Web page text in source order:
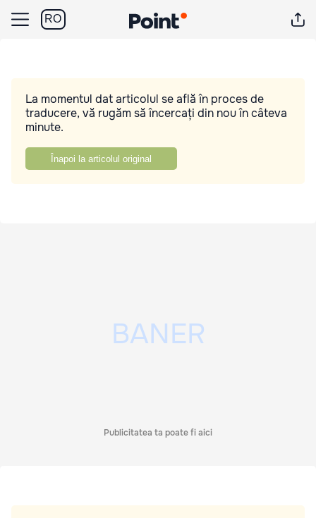
RO
La momentul dat articolul se află în proces de
traducere, vă rugăm să încercați din nou în câteva
minute.
Înapoi la articolul original
Publicitatea ta poate fi aici